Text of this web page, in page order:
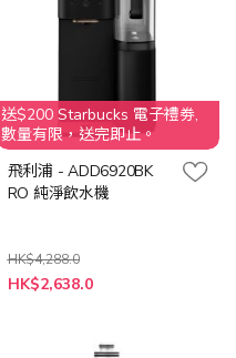
送$200 Starbucks 電子禮劵,
數量有限，送完即止。
飛利浦 - ADD6920BK
RO 純淨飲水機
HK$4,288.0
特
殊
HK$2,638.0